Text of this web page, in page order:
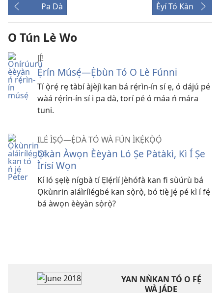
Pa Dà Èyí Tó Kàn
O Tún Lè Wo
JÍ!
Ẹ̀rín Músẹ́—Ẹ̀bùn Tó O Lè Fúnni
Tí ọ̀rẹ́ rẹ tàbí àjèjì kan bá rẹ́rìn-ín sí ẹ, ó dájú pé
wàá rẹ́rìn-ín sí i pa dà, torí pé ó máa ń mára
tuni.
ILÉ ÌṢỌ́—Ẹ̀DÀ TÓ WÀ FÚN ÌKẸ́KỌ̀Ọ́
Ọkàn Àwọn Èèyàn Ló Ṣe Pàtàkì, Kì Í Ṣe
Ìrísí Wọn
Kí ló ṣẹlẹ̀ nígbà tí Ẹlẹ́rìí Jèhófà kan fi sùúrù bá
Ọkùnrin aláìrílégbé kan sọ̀rọ̀, bó tiẹ̀ jẹ́ pé kì í fẹ́
bá àwọn èèyàn sọ̀rọ̀?
YAN NǸKAN TÓ O FẸ́
WÀ JÁDE